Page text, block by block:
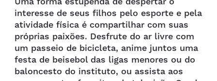
interesse de seus filhos pelo esporte e pela
atividade física é compartilhar com suas
próprias paixões. Desfrute do ar livre com
um passeio de bicicleta, anime juntos uma
festa de beisebol das ligas menores ou do
baloncesto do instituto, ou assista aos